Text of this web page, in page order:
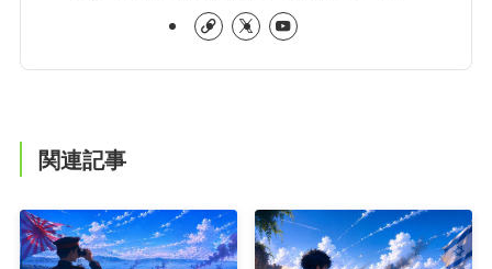
関連記事